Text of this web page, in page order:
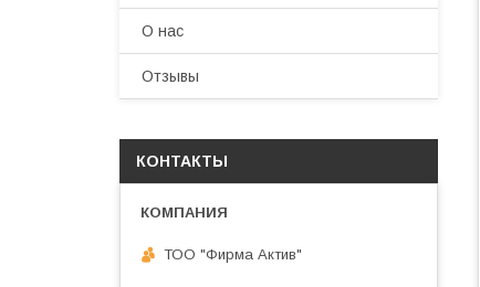
О нас
Отзывы
КОНТАКТЫ
ТОО "Фирма Актив"